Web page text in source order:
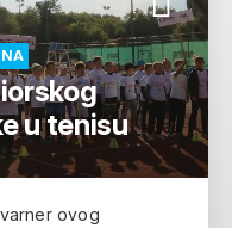
u tenisu
ovog